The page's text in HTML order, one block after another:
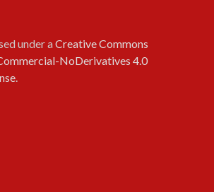
under aCreative Commons
NoDerivatives 4.0
.